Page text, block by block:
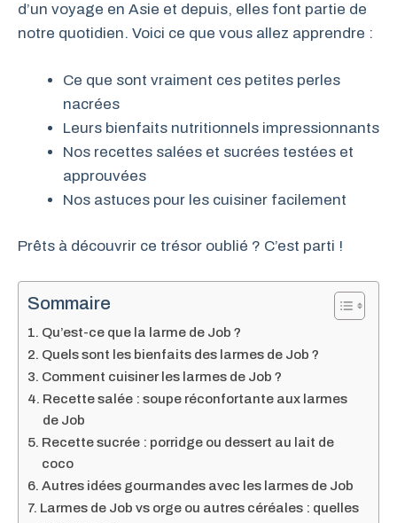
d’un voyage en Asie et depuis, elles font partie de
notre quotidien. Voici ce que vous allez apprendre :
Ce que sont vraiment ces petites perles
nacrées
Leurs bienfaits nutritionnels impressionnants
Nos recettes salées et sucrées testées et
approuvées
Nos astuces pour les cuisiner facilement
Prêts à découvrir ce trésor oublié ? C’est parti !
Sommaire
Qu’est-ce que la larme de Job ?
Quels sont les bienfaits des larmes de Job ?
Comment cuisiner les larmes de Job ?
Recette salée : soupe réconfortante aux larmes
de Job
Recette sucrée : porridge ou dessert au lait de
coco
Autres idées gourmandes avec les larmes de Job
Larmes de Job vs orge ou autres céréales : quelles